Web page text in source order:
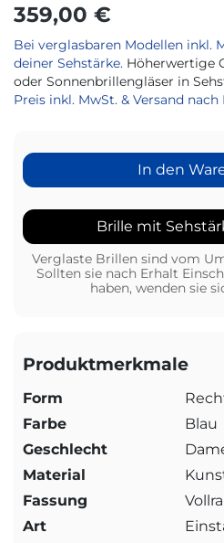
359,00 €
Bei verglasbaren Modellen inkl.
deiner Sehstärke. Höherwertige
oder Sonnenbrillengläser in
Preis inkl. MwSt. & Versand nach
In den
Brille mit
Verglaste Brillen sind vom
Sollten sie nach Erhalt
haben, wenden sie
Produktmerkmale
Form
Farbe
Blau
Geschlecht
Material
Fassung
Art